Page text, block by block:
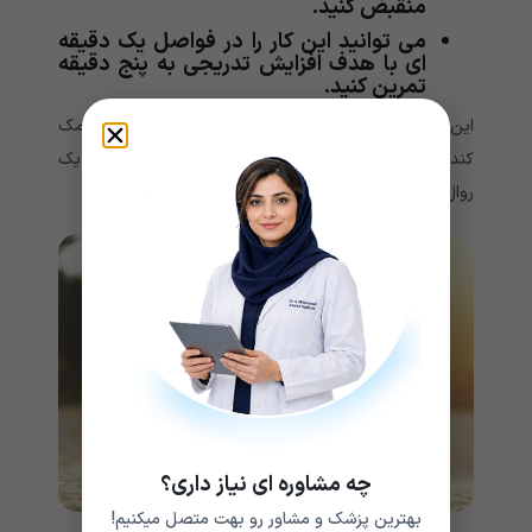
منقبض کنید.
می توانید این کار را در فواصل یک دقیقه
ای با هدف افزایش تدریجی به پنج دقیقه
تمرین کنید.
این تمرین نه تنها ممکن است به کاهش حملات حاد کمک
کند، بلکه می تواند برای کاهش استرس به عنوان بخشی از یک
روال روزانه استفاده شود.
چه مشاوره ای نیاز داری؟
بهترین پزشک و مشاور رو بهت متصل میکنیم!